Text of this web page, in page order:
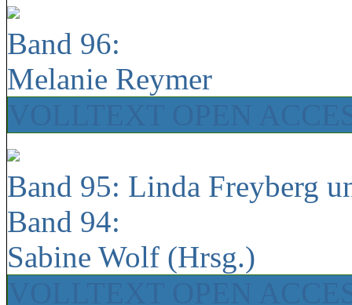
Band 96:
Melanie Reymer
Band 95: Linda Freyberg
Band 94:
Sabine Wolf (Hrsg.)